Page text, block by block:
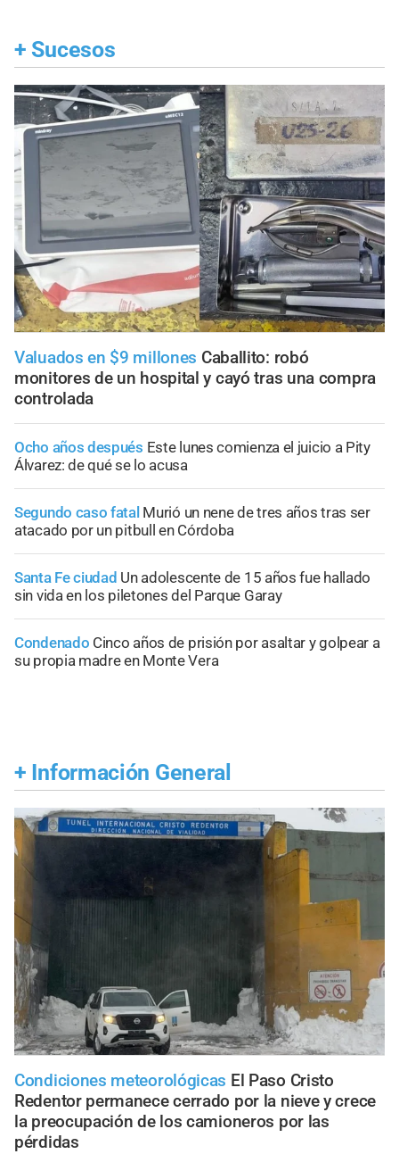
+ Sucesos
Valuados en $9 millones Caballito: robó
monitores de un hospital y cayó tras una compra
controlada
Ocho años después Este lunes comienza el juicio a Pity
Álvarez: de qué se lo acusa
Segundo caso fatal Murió un nene de tres años tras ser
atacado por un pitbull en Córdoba
Santa Fe ciudad Un adolescente de 15 años fue hallado
sin vida en los piletones del Parque Garay
Condenado Cinco años de prisión por asaltar y golpear a
su propia madre en Monte Vera
+ Información General
Condiciones meteorológicas El Paso Cristo
Redentor permanece cerrado por la nieve y crece
la preocupación de los camioneros por las
pérdidas